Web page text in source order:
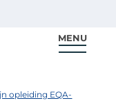
MENU
opleiding EQA-